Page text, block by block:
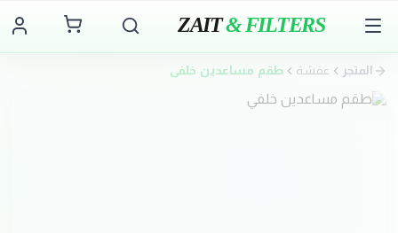
ZAIT& FILTERS
المتجر عفشة طقم مساعدين خلفي